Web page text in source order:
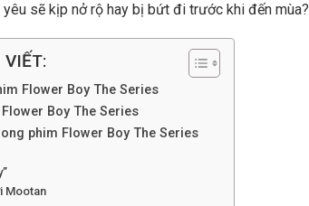
sẽ kịp nở rộ hay bị bứt đi trước khi đến mùa?
VIẾT:
Flower Boy The Series
Boy The Series
phim Flower Boy The Series
Mootan